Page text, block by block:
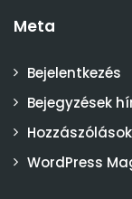
Meta
Bejelentkezés
Bejegyzések
WordPress